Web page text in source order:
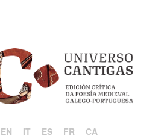
EN IT ES FR CA